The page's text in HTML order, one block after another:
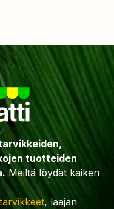
tuotteiden
Meiltä löydät kaiken
, laajan